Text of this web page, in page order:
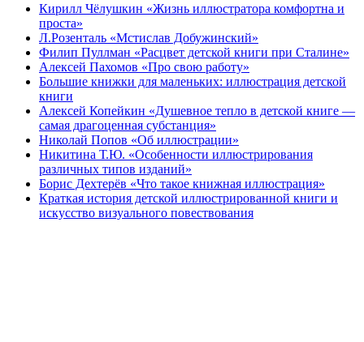
Кирилл Чёлушкин «Жизнь иллюстратора комфортна и
проста»
Л.Розенталь «Мстислав Добужинский»
Филип Пуллман «Расцвет детской книги при Сталине»
Алексей Пахомов «Про свою работу»
Большие книжки для маленьких: иллюстрация детской
книги
Алексей Копейкин «Душевное тепло в детской книге —
самая драгоценная субстанция»
Николай Попов «Об иллюстрации»
Никитина Т.Ю. «Особенности иллюстрирования
различных типов изданий»
Борис Дехтерёв «Что такое книжная иллюстрация»
Краткая история детской иллюстрированной книги и
искусство визуального повествования